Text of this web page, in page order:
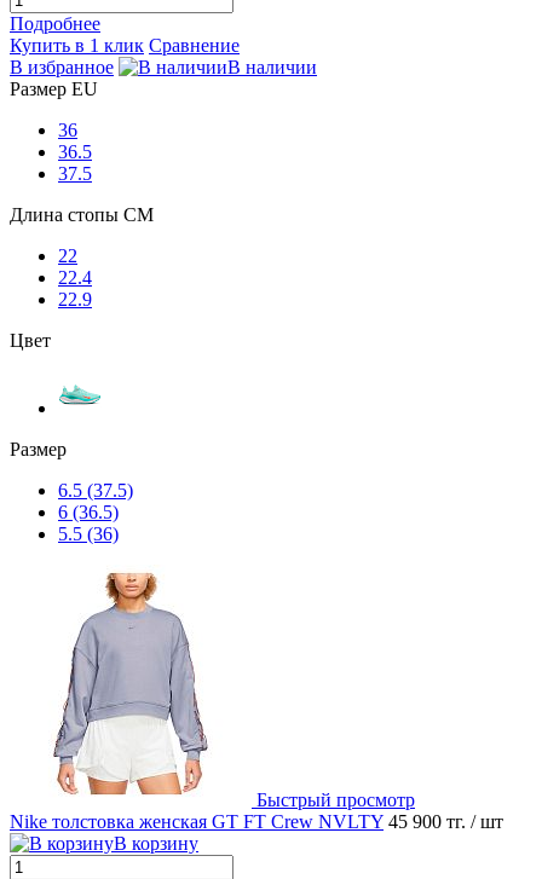
Подробнее
Купить в 1 клик Сравнение
В избранное
В наличии
Размер EU
36
36.5
37.5
Длина стопы CM
22
22.4
22.9
Цвет
Размер
6.5 (37.5)
6 (36.5)
5.5 (36)
Быстрый просмотр
Nike толстовка женская GT FT Crew NVLTY 45 900 тг. / шт
В корзину